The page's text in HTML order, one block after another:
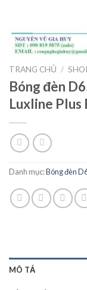
TRANG CHỦ /
Bóng đèn
Luxline Plus
Danh mục:Bóng đèn
MÔ TẢ